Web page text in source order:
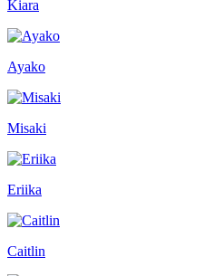
Kiara
Ayako
Misaki
Eriika
Caitlin